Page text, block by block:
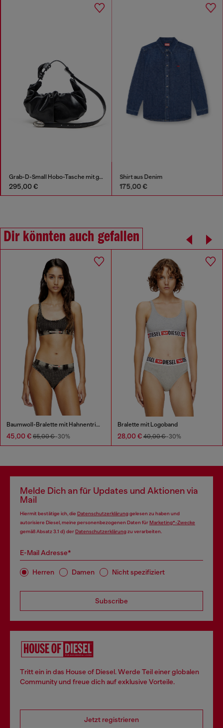
Grab-D-Small Hobo-Tasche mit gerafftem Design
295,00 €
Shirt aus Denim
175,00 €
Dir könnten auch gefallen
Baumwoll-Bralette mit Hahnentrittmuster
45,00 € 65,00 €-30%
Bralette mit Logoband
28,00 € 40,00 €-30%
Melde Dich an für Updates und Aktionen via
Mail
Hiermit bestätige ich, die Datenschutzerklärunggelesen zu haben und
autorisiere Diesel, meine personenbezogenen Daten fürMarketing*-Zwecke
gemäß Absatz 3.1 d) derDatenschutzerklärungzu verarbeiten.
E-Mail Adresse*
Herren Damen Nicht spezifiziert
Subscribe
Tritt ein in das House of Diesel. Werde Teil einer globalen
Community und freue dich auf exklusive Vorteile.
Jetzt registrieren